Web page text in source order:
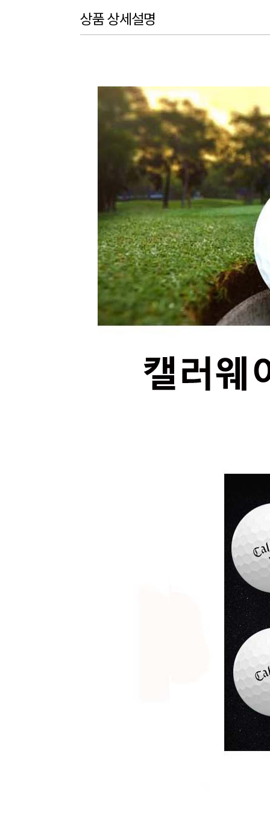
상품 상세설명